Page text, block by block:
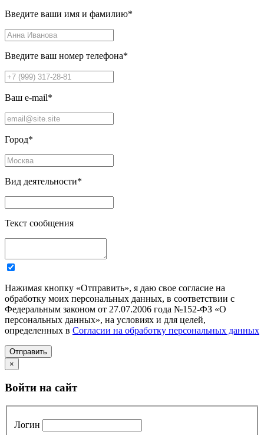
Введите ваши имя и фамилию*
Введите ваш номер телефона*
Ваш e-mail*
Город*
Вид деятельности*
Текст сообщения
Нажимая кнопку «Отправить», я даю свое согласие на
обработку моих персональных данных, в соответствии с
Федеральным законом от 27.07.2006 года №152-ФЗ «О
персональных данных», на условиях и для целей,
определенных в Согласии на обработку персональных данных
Отправить
×
Войти на сайт
Логин